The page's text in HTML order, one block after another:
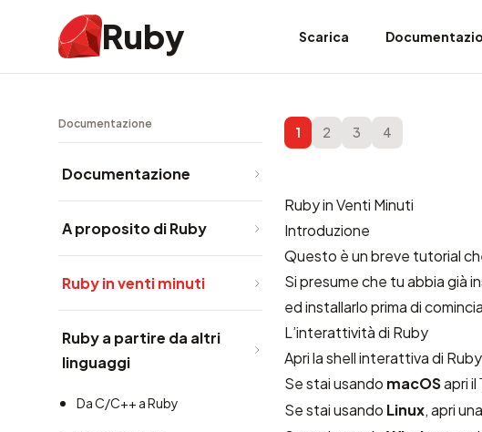
Ruby Scarica
Documentazione
Documentazione
A proposito di Ruby
Ruby in venti minuti
Ruby a partire da altri
linguaggi
Da C/C++ a Ruby
1 2 3 4
Ruby in Venti Minuti
Introduzione
Questo è un breve tutorial
Si presume che tu abbia già
ed installarlo prima di
L’interattività di Ruby
Apri la shell interattiva di
Se stai usando macOSapri il
Se stai usando Linux, apri